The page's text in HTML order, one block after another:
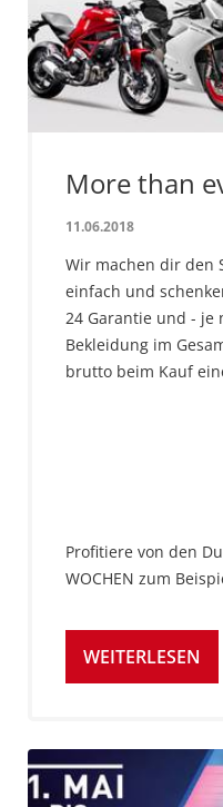
More than
11.06.2018
Wir machen dir den
einfach und
24 Garantie und - je
Bekleidung im
brutto beim Kauf
Profitiere von den
WOCHEN zum
WEITERLESEN